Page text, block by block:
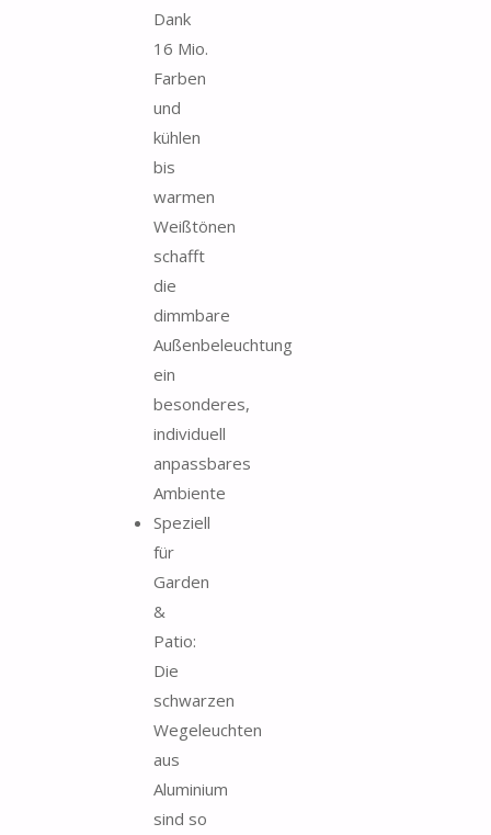
Dank
16 Mio.
Farben
und
kühlen
bis
warmen
Weißtönen
schafft
die
dimmbare
Außenbeleuchtung
ein
besonderes,
individuell
anpassbares
Ambiente
Speziell
für
Garden
&
Patio:
Die
schwarzen
Wegeleuchten
aus
Aluminium
sind so